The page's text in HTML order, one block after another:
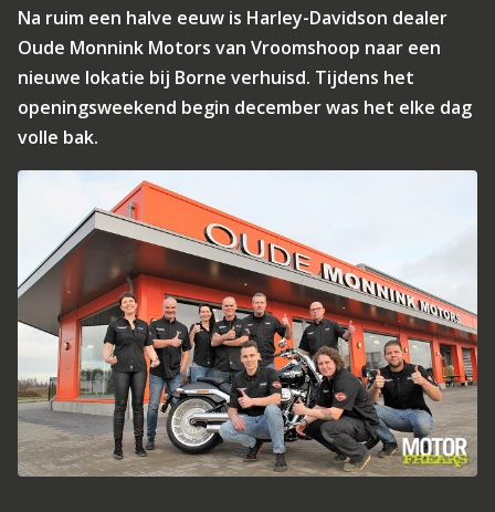
Na ruim een halve eeuw is Harley-Davidson dealer
Oude Monnink Motors van Vroomshoop naar een
nieuwe lokatie bij Borne verhuisd. Tijdens het
openingsweekend begin december was het elke dag
volle bak.